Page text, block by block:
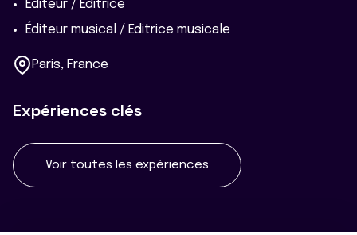
Éditeur / Editrice
Éditeur musical / Editrice musicale
Paris, France
Expériences clés
Voir toutes les expériences